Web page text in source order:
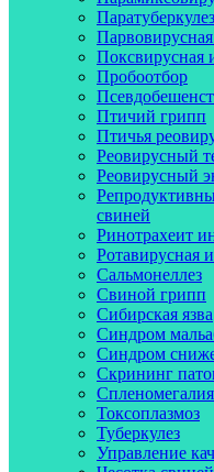
Паратуберкулез
Поксвирусная
Пробоотбор
Птичий грипп
Птичья
Реовирусный
Реовирусный
свиней
Ринотрахеит
Ротавирусная
Сальмонеллез
Свиной грипп
Сибирская язва
Синдром
Синдром
Скрининг
Спленомегалия
Токсоплазмоз
Туберкулез
Управление